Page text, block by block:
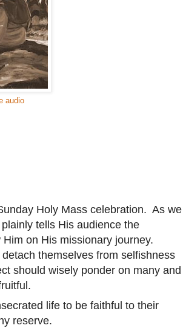
audio
Holy Mass celebration. As we
tells His audience the
on His missionary journey.
themselves from selfishness
should wisely ponder on many and
life to be faithful to their
reserve.